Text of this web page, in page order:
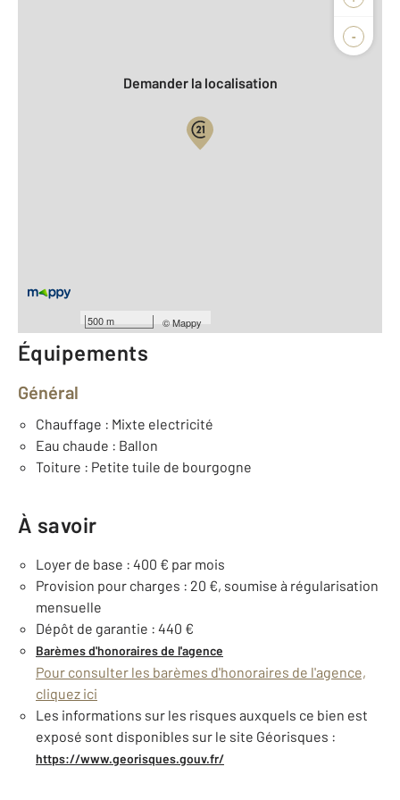
-
500 m ©Mappy
Demander la localisation
Type de construction : Traditionnelle
Équipements
Général
Chauffage : Mixte electricité
Eau chaude : Ballon
Toiture : Petite tuile de bourgogne
À savoir
Loyer de base : 400 € par mois
Provision pour charges : 20 €, soumise à régularisation
mensuelle
Dépôt de garantie : 440 €
Barèmes d'honoraires de l'agence
Pour consulter les barèmes d'honoraires de l'agence,
cliquez ici
Les informations sur les risques auxquels ce bien est
exposé sont disponibles sur le site Géorisques :
https://www.georisques.gouv.fr/